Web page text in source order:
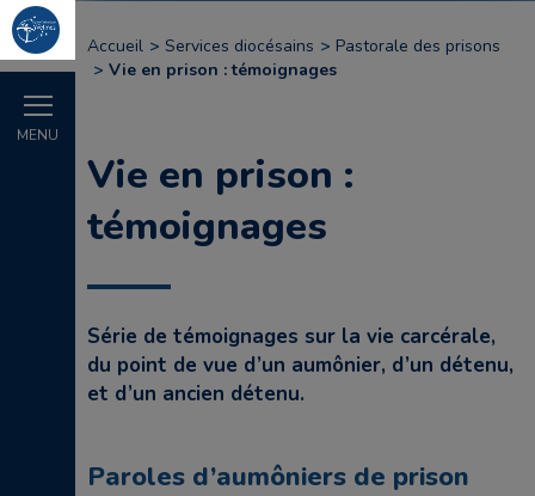
MENU
Accueil Services diocésains
Pastorale des prisons
Vie en prison : témoignages
Vie en prison :
témoignages
Série de témoignages sur la vie carcérale,
du point de vue d’un aumônier, d’un détenu,
et d’un ancien détenu.
Paroles d’aumôniers de prison